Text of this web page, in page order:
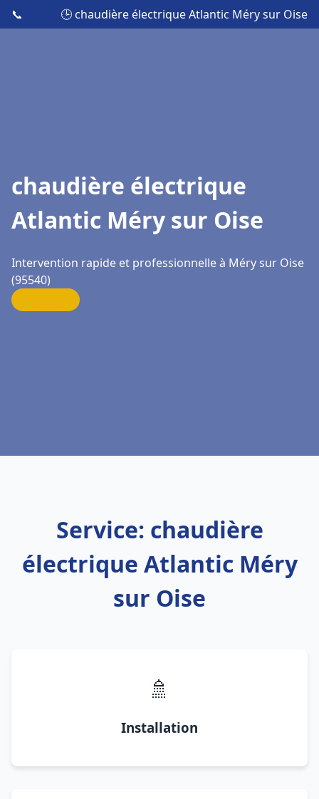
📞 🕒 chaudière électrique Atlantic Méry sur Oise
chaudière électrique
Atlantic Méry sur Oise
Intervention rapide et professionnelle à Méry sur Oise
(95540)
Service: chaudière
électrique Atlantic Méry
sur Oise
🚿
Installation